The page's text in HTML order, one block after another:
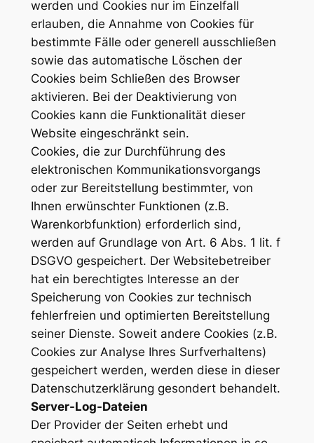
werden und Cookies nur im Einzelfall
erlauben, die Annahme von Cookies für
bestimmte Fälle oder generell ausschließen
sowie das automatische Löschen der
Cookies beim Schließen des Browser
aktivieren. Bei der Deaktivierung von
Cookies kann die Funktionalität dieser
Website eingeschränkt sein.
Cookies, die zur Durchführung des
elektronischen Kommunikationsvorgangs
oder zur Bereitstellung bestimmter, von
Ihnen erwünschter Funktionen (z.B.
Warenkorbfunktion) erforderlich sind,
werden auf Grundlage von Art. 6 Abs. 1 lit. f
DSGVO gespeichert. Der Websitebetreiber
hat ein berechtigtes Interesse an der
Speicherung von Cookies zur technisch
fehlerfreien und optimierten Bereitstellung
seiner Dienste. Soweit andere Cookies (z.B.
Cookies zur Analyse Ihres Surfverhaltens)
gespeichert werden, werden diese in dieser
Datenschutzerklärung gesondert behandelt.
Server-Log-Dateien
Der Provider der Seiten erhebt und